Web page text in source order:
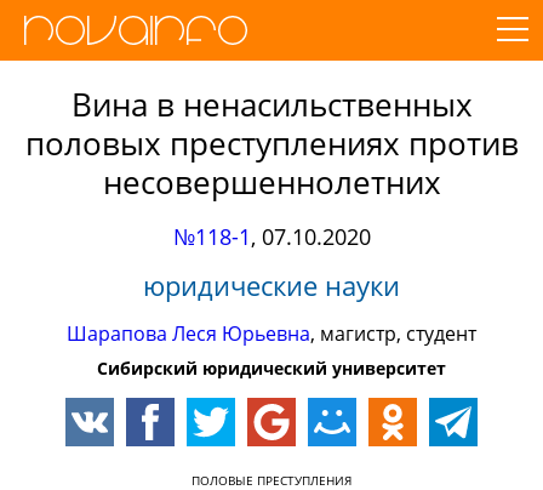
Вина в ненасильственных
половых преступлениях против
несовершеннолетних
№118-1, 07.10.2020
юридические науки
Шарапова Леся Юрьевна, магистр, студент
Сибирский юридический университет
ПОЛОВЫЕ ПРЕСТУПЛЕНИЯ